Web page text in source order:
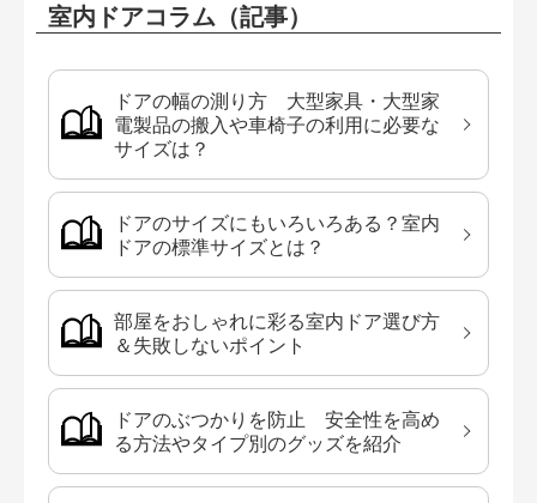
室内ドアコラム（記事）
ドアの幅の測り方 大型家具・大型家
電製品の搬入や車椅子の利用に必要な
サイズは？
ドアのサイズにもいろいろある？室内
ドアの標準サイズとは？
部屋をおしゃれに彩る室内ドア選び方
＆失敗しないポイント
ドアのぶつかりを防止 安全性を高め
る方法やタイプ別のグッズを紹介